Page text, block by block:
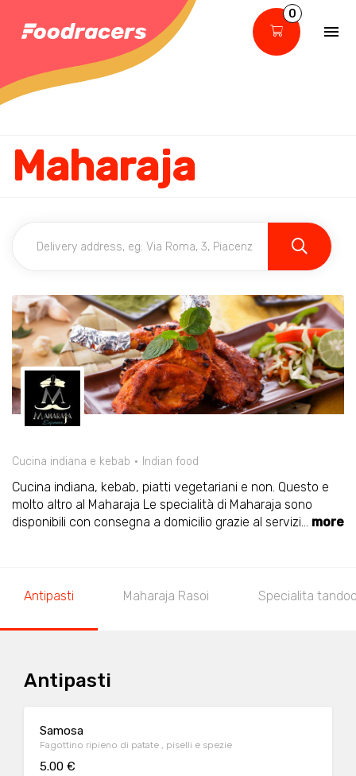
0
Maharaja
Cucina indiana e kebab Indian food
Cucina indiana, kebab, piatti vegetariani e non. Questo e
molto altro al Maharaja Le specialità di Maharaja sono
disponibili con consegna a domicilio grazie al servizi... more
Antipasti Maharaja Rasoi Specialita
Antipasti
Samosa
Fagottino ripieno di patate , piselli e spezie
5.00 €